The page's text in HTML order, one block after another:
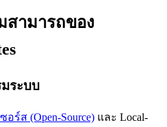
ามารถของ
ระบบ
อร์ส (Open-Source) และ Local-